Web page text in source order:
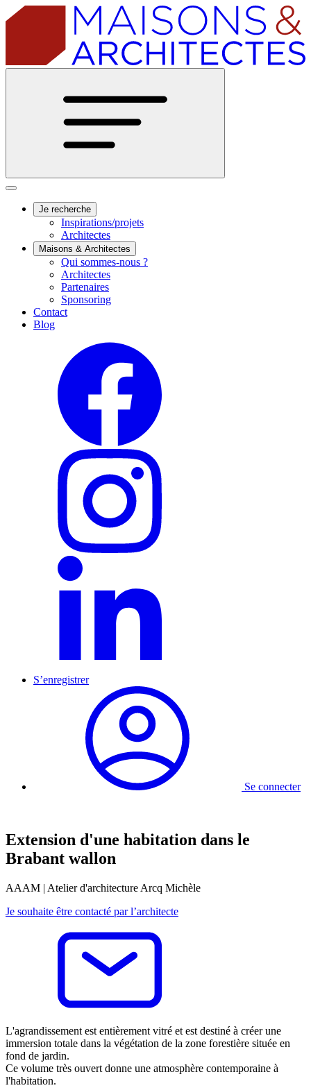
Je recherche
Inspirations/projets
Architectes
Maisons & Architectes
Qui sommes-nous ?
Architectes
Partenaires
Sponsoring
Contact
Blog
S’enregistrer
Se connecter
Extension d'une habitation dans le
Brabant wallon
AAAM | Atelier d'architecture Arcq Michèle
Je souhaite être contacté par l’architecte
L'agrandissement est entièrement vitré et est destiné à créer une
immersion totale dans la végétation de la zone forestière située en
fond de jardin.
Ce volume très ouvert donne une atmosphère contemporaine à
l'habitation.